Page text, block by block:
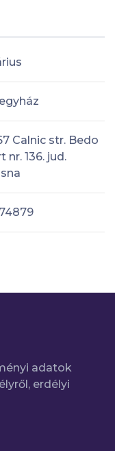
Calnic str. Bedo
nr. 136. jud.
adatok
erdélyi